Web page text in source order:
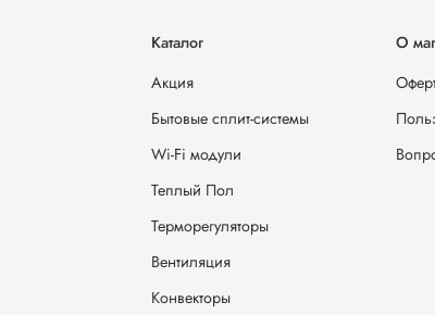
Каталог
Акция
Бытовые сплит-системы
Wi-Fi модули
Теплый Пол
Терморегуляторы
Вентиляция
Конвекторы
О